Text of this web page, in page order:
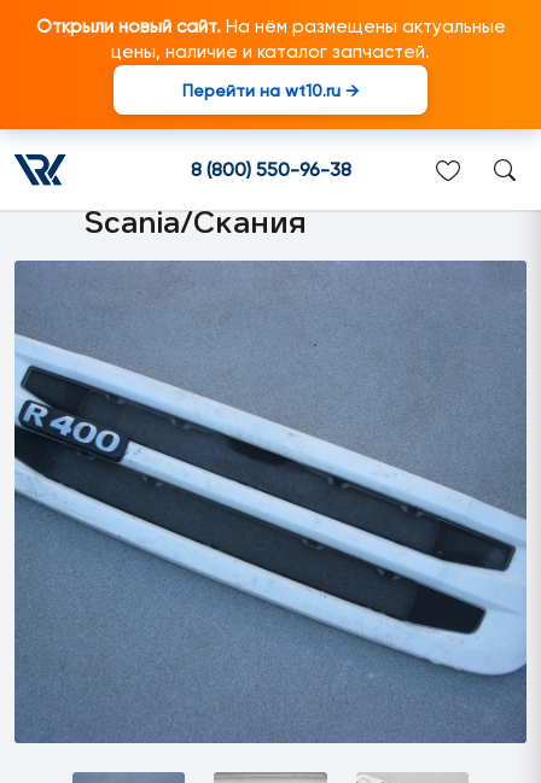
Открыли новый сайт.На нём размещены актуальные
цены, наличие и каталог запчастей.
Перейти на wt10.ru →
8 (800) 550-96-38
1885932 Облицовка
радиатора CG/CR подходит
для грузовиков марки
Scania/Скания